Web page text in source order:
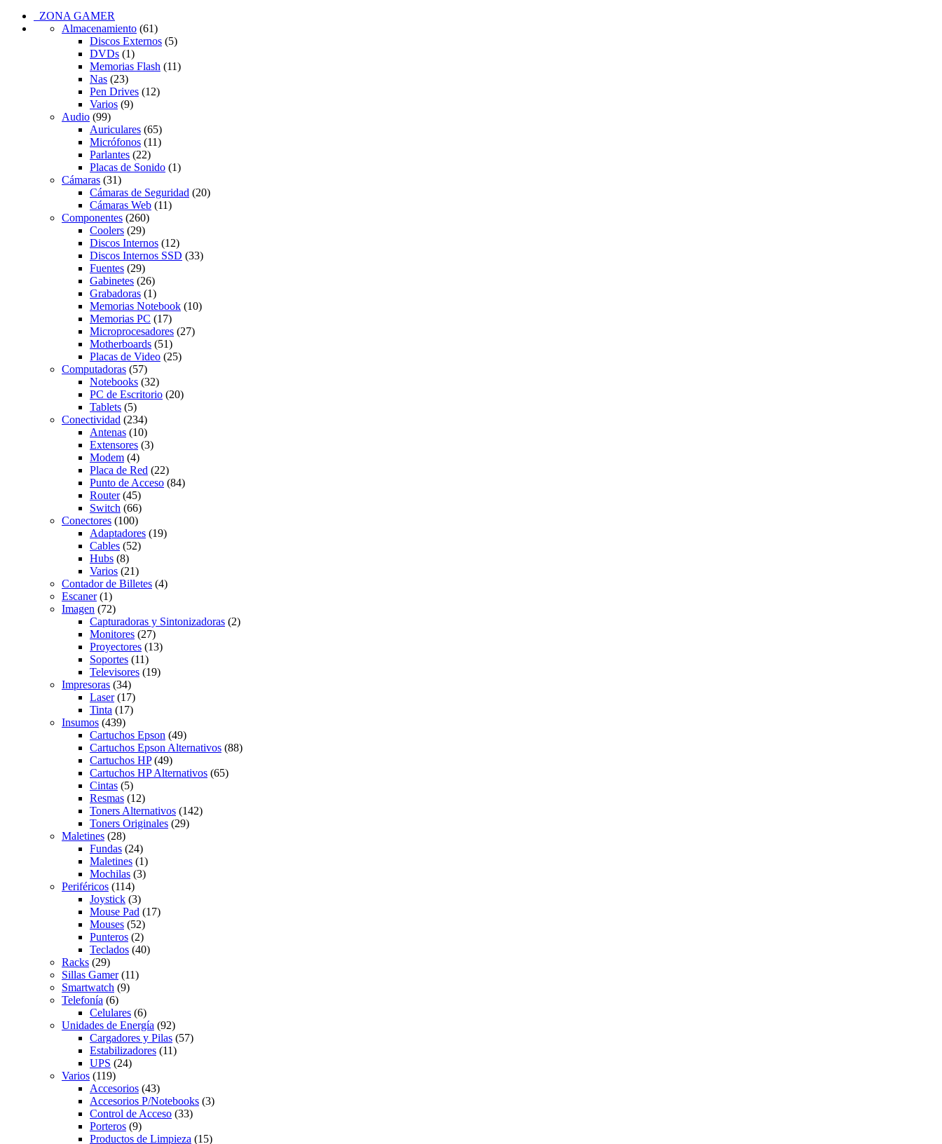
ZONA GAMER
Almacenamiento (61)
Discos Externos (5)
DVDs (1)
Memorias Flash (11)
Nas (23)
Pen Drives (12)
Varios (9)
Audio (99)
Auriculares (65)
Micrófonos (11)
Parlantes (22)
Placas de Sonido (1)
Cámaras (31)
Cámaras de Seguridad (20)
Cámaras Web (11)
Componentes (260)
Coolers (29)
Discos Internos (12)
Discos Internos SSD (33)
Fuentes (29)
Gabinetes (26)
Grabadoras (1)
Memorias Notebook (10)
Memorias PC (17)
Microprocesadores (27)
Motherboards (51)
Placas de Video (25)
Computadoras (57)
Notebooks (32)
PC de Escritorio (20)
Tablets (5)
Conectividad (234)
Antenas (10)
Extensores (3)
Modem (4)
Placa de Red (22)
Punto de Acceso (84)
Router (45)
Switch (66)
Conectores (100)
Adaptadores (19)
Cables (52)
Hubs (8)
Varios (21)
Contador de Billetes (4)
Escaner (1)
Imagen (72)
Capturadoras y Sintonizadoras (2)
Monitores (27)
Proyectores (13)
Soportes (11)
Televisores (19)
Impresoras (34)
Laser (17)
Tinta (17)
Insumos (439)
Cartuchos Epson (49)
Cartuchos Epson Alternativos (88)
Cartuchos HP (49)
Cartuchos HP Alternativos (65)
Cintas (5)
Resmas (12)
Toners Alternativos (142)
Toners Originales (29)
Maletines (28)
Fundas (24)
Maletines (1)
Mochilas (3)
Periféricos (114)
Joystick (3)
Mouse Pad (17)
Mouses (52)
Punteros (2)
Teclados (40)
Racks (29)
Sillas Gamer (11)
Smartwatch (9)
Telefonía (6)
Celulares (6)
Unidades de Energía (92)
Cargadores y Pilas (57)
Estabilizadores (11)
UPS (24)
Varios (119)
Accesorios (43)
Accesorios P/Notebooks (3)
Control de Acceso (33)
Porteros (9)
Productos de Limpieza (15)